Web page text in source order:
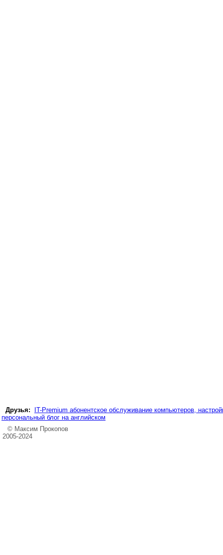
Друзья:
IT-Premium абонентское обслуживание компьютеров,
персональный блог на английском
© Максим Прокопов
2005-2024